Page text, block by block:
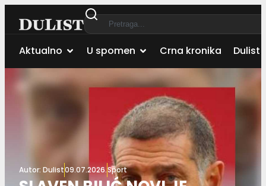
Aktualno U spomen Crna kronika Dulist
Autor: Dulist09.07.2026.Sport